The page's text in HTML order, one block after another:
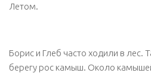
Летом.
Борис и Глеб часто ходили в
берегу рос камыш. Около